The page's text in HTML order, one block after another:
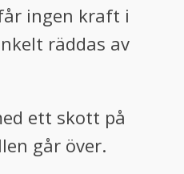
ingen kraft i
räddas av
ett skott på
går över.